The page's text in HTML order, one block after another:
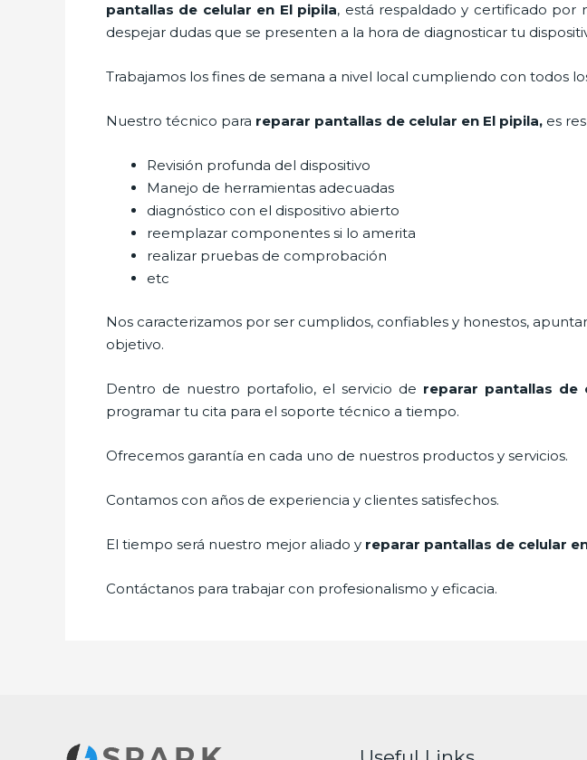
pantallas de celular en El pipila, está respaldado y certificado por
despejar dudas que se presenten a la hora de diagnosticar tu
Trabajamos los fines de semana a nivel local cumpliendo con todos
Nuestro técnico para reparar pantallas de celular en El pipila, es
Revisión profunda del dispositivo
Manejo de herramientas adecuadas
diagnóstico con el dispositivo abierto
reemplazar componentes si lo amerita
realizar pruebas de comprobación
etc
Nos caracterizamos por ser cumplidos, confiables y honestos,
objetivo.
Dentro de nuestro portafolio, el servicio de reparar pantallas de
programar tu cita para el soporte técnico a tiempo.
Ofrecemos garantía en cada uno de nuestros productos y servicios.
Contamos con años de experiencia y clientes satisfechos.
El tiempo será nuestro mejor aliado y reparar pantallas de celular
Contáctanos para trabajar con profesionalismo y eficacia.